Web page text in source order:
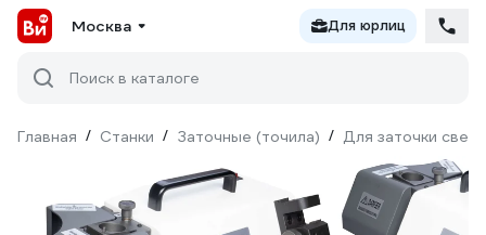
Москва Для юрлиц
Поиск в каталоге
Главная / Станки / Заточные (точила) / Для заточки сверл